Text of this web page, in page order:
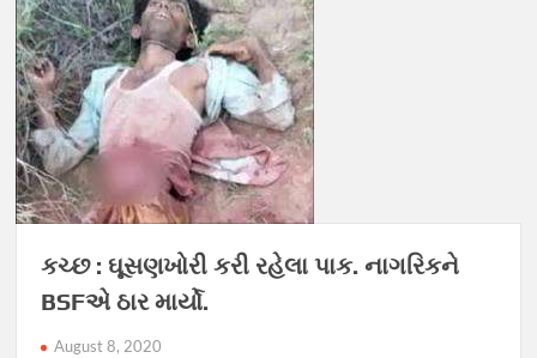
કચ્છ : ઘૂસણખોરી કરી રહેલા પાક. નાગરિકને
BSFએ ઠાર માર્યો.
August 8, 2020